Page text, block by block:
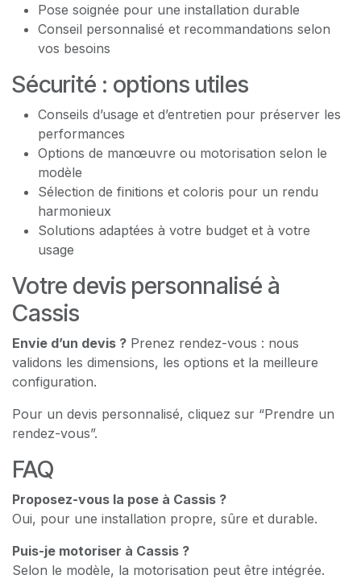
Pose soignée pour une installation durable
Conseil personnalisé et recommandations selon
vos besoins
Sécurité : options utiles
Conseils d’usage et d’entretien pour préserver les
performances
Options de manœuvre ou motorisation selon le
modèle
Sélection de finitions et coloris pour un rendu
harmonieux
Solutions adaptées à votre budget et à votre
usage
Votre devis personnalisé à
Cassis
Envie d’un devis ? Prenez rendez-vous : nous
validons les dimensions, les options et la meilleure
configuration.
Pour un devis personnalisé, cliquez sur “Prendre un
rendez-vous”.
FAQ
Proposez-vous la pose à Cassis ?
Oui, pour une installation propre, sûre et durable.
Puis-je motoriser à Cassis ?
Selon le modèle, la motorisation peut être intégrée.